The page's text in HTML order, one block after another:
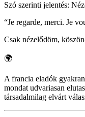
Szó szerinti jelentés:
“Je regarde, merci. Je
Csak nézelődöm,
🌍
A francia eladók
mondat udvariasan
társadalmilag elvárt